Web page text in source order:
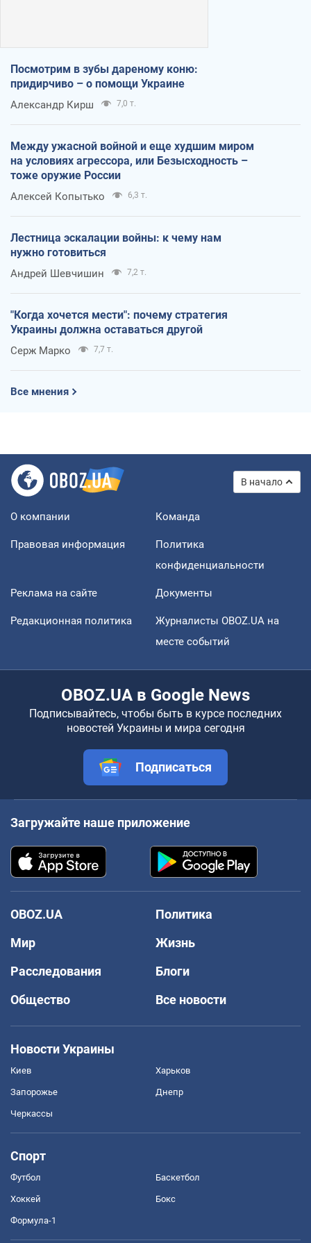
Посмотрим в зубы дареному коню:
придирчиво – о помощи Украине
Александр Кирш 7,0 т.
Между ужасной войной и еще худшим миром
на условиях агрессора, или Безысходность –
тоже оружие России
Алексей Копытько 6,3 т.
Лестница эскалации войны: к чему нам
нужно готовиться
Андрей Шевчишин 7,2 т.
"Когда хочется мести": почему стратегия
Украины должна оставаться другой
Серж Марко 7,7 т.
Все мнения
В начало
О компании Команда
Правовая информация
Политика
конфиденциальности
Реклама на сайте Документы
Редакционная политика
Журналисты OBOZ.UA на
месте событий
OBOZ.UA в Google News
Подписывайтесь, чтобы быть в курсе последних
новостей Украины и мира сегодня
Подписаться
Загружайте наше приложение
OBOZ.UA
Политика
Мир
Жизнь
Расследования
Блоги
Общество
Все новости
Новости Украины
Киев Харьков
Запорожье Днепр
Черкассы
Спорт
Футбол Баскетбол
Хоккей Бокс
Формула-1